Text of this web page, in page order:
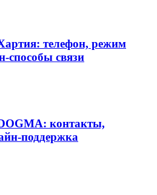
телефон, режим
способы связи
контакты,
поддержка